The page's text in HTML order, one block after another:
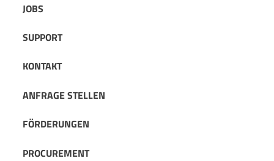
JOBS
SUPPORT
KONTAKT
ANFRAGE STELLEN
FÖRDERUNGEN
PROCUREMENT